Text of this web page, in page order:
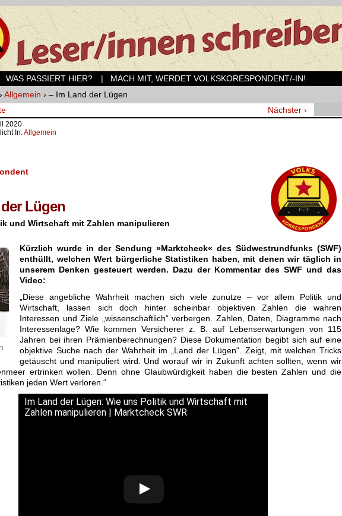
HIER? | MACH MIT, WERDET VOLKSKORESPONDENT/-IN!
› Allgemein › – Im Land der Lügen
Nächster ›
2020
In:Allgemein
Lügen
und Wirtschaft mit Zahlen manipulieren
Kürzlich wurde in der Sendung »Marktcheck« des Südwestrundfunks (SWF)
enthüllt, welchen Wert bürgerliche Statistiken haben, mit denen wir täglich in
unserem Denken gesteuert werden. Dazu der Kommentar des SWF und das
Video:
„Diese angebliche Wahrheit machen sich viele zunutze – vor allem Politik und
Wirtschaft, lassen sich doch hinter scheinbar objektiven Zahlen die wahren
Interessen und Ziele „wissenschaftlich“ verbergen. Zahlen, Daten, Diagramme nach
Interessenlage? Wie kommen Versicherer z. B. auf Lebenserwartungen von 115
Jahren bei ihren Prämienberechnungen? Diese Dokumentation begibt sich auf eine
objektive Suche nach der Wahrheit im „Land der Lügen“. Zeigt, mit welchen Tricks
getäuscht und manipuliert wird. Und worauf wir in Zukunft achten sollten, wenn wir
ertrinken wollen. Denn ohne Glaubwürdigkeit haben die besten Zahlen und die
jeden Wert verloren.“
Im Land der Lügen: Wie uns Politik und Wirtschaft mit
Zahlen manipulieren | Marktcheck SWR